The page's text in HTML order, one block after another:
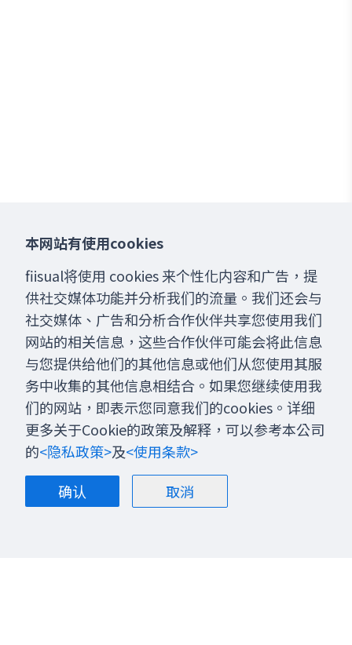
本网站有使用cookies
fiisual将使用 cookies 来个性化内容和广告，提
供社交媒体功能并分析我们的流量。我们还会与
社交媒体、广告和分析合作伙伴共享您使用我们
网站的相关信息，这些合作伙伴可能会将此信息
与您提供给他们的其他信息或他们从您使用其服
务中收集的其他信息相结合。如果您继续使用我
们的网站，即表示您同意我们的cookies。详细
更多关于Cookie的政策及解释，可以参考本公司
的<隐私政策>及<使用条款>
确认
取消